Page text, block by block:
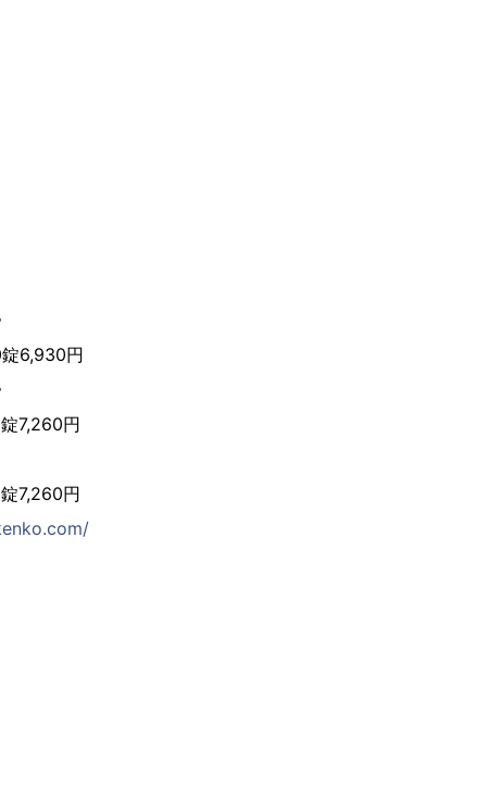
6,930円
7,260円
7,260円